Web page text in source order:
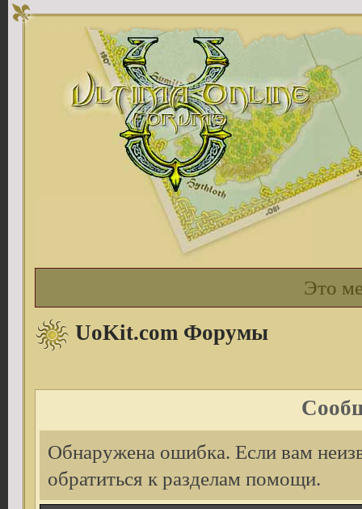
Это
UoKit.com Форумы
Обнаружена ошибка. Если вам
обратиться к разделам помощи.